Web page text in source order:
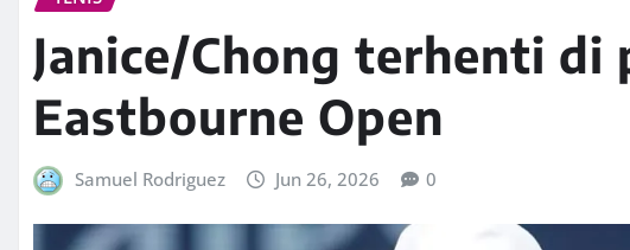
Janice/Chong terhenti di
Eastbourne Open
Samuel Rodriguez Jun 26, 2026 0